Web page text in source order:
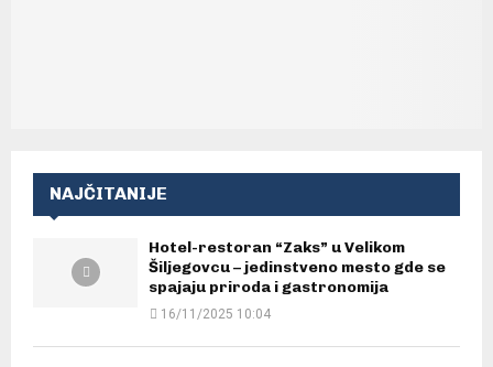
NAJČITANIJE
Hotel-restoran “Zaks” u Velikom
Šiljegovcu – jedinstveno mesto gde se
spajaju priroda i gastronomija
16/11/2025 10:04